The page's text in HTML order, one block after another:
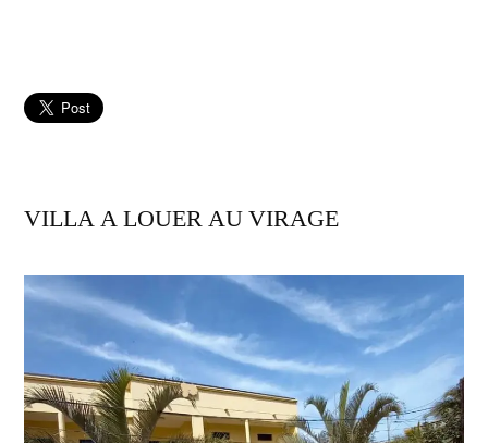
VILLA A LOUER AU VIRAGE